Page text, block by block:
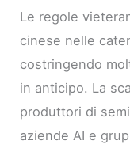
Le regole
cinese nelle
costringendo
in anticipo. La
produttori di
aziende AI e